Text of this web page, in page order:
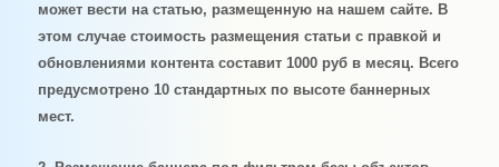
может вести на статью, размещенную на нашем сайте. В
этом случае стоимость размещения статьи с правкой и
обновлениями контента составит 1000 руб в месяц. Всего
предусмотрено 10 стандартных по высоте баннерных
мест.